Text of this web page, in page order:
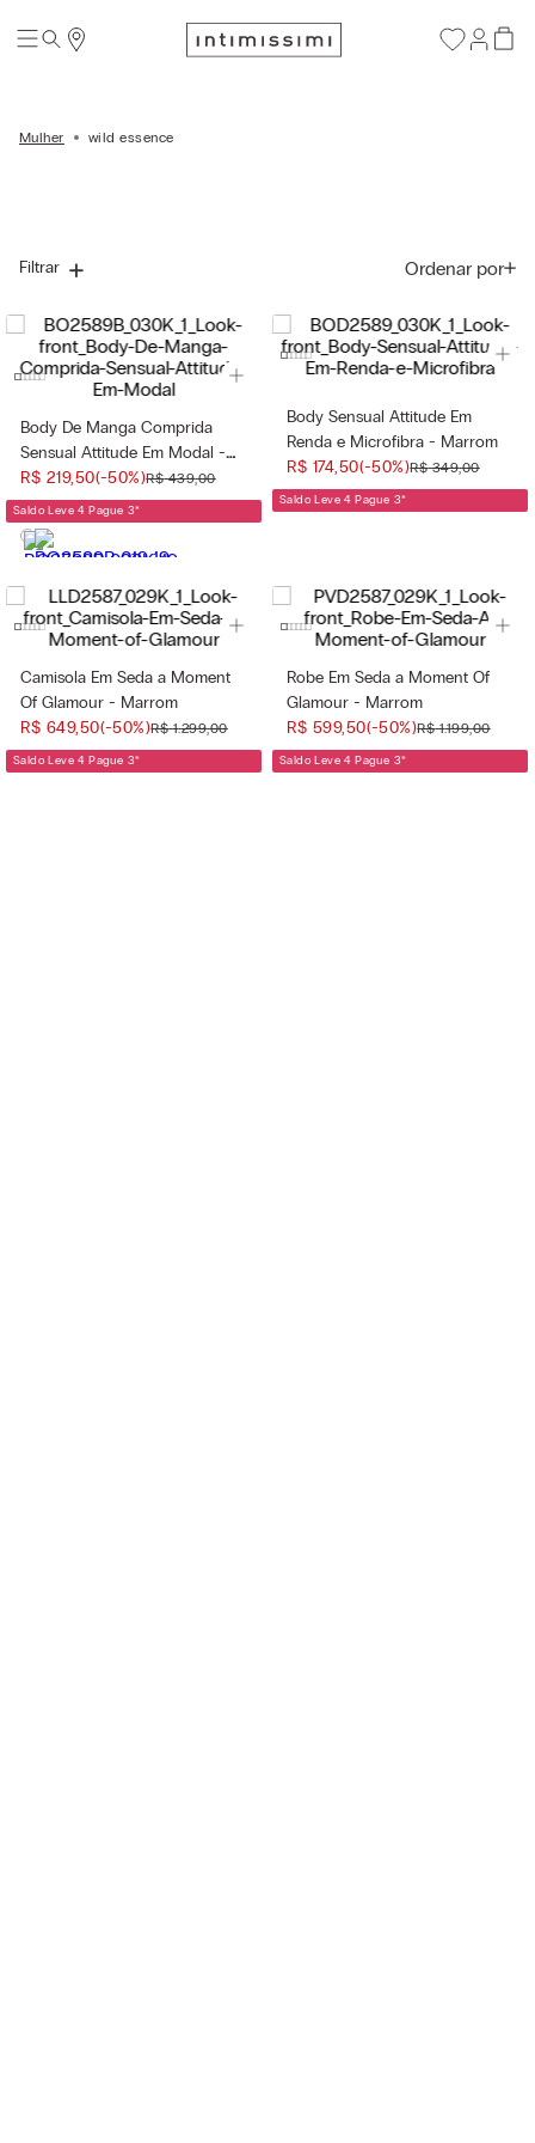
Mulher wild essence
Filtrar Ordenar por
Body De Manga Comprida
Sensual Attitude Em Modal -
Marrom
R$ 219,50(-50%)R$ 439,00
Saldo Leve 4 Pague 3*
Body Sensual Attitude Em
Renda e Microfibra - Marrom
R$ 174,50(-50%)R$ 349,00
Saldo Leve 4 Pague 3*
Camisola Em Seda a Moment
Of Glamour - Marrom
R$ 649,50(-50%)R$ 1.299,00
Saldo Leve 4 Pague 3*
Robe Em Seda a Moment Of
Glamour - Marrom
R$ 599,50(-50%)R$ 1.199,00
Saldo Leve 4 Pague 3*